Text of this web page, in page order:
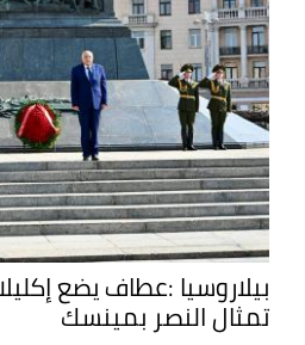
بيلاروسيا :عطاف يضع
تمثال النصر بمينسك